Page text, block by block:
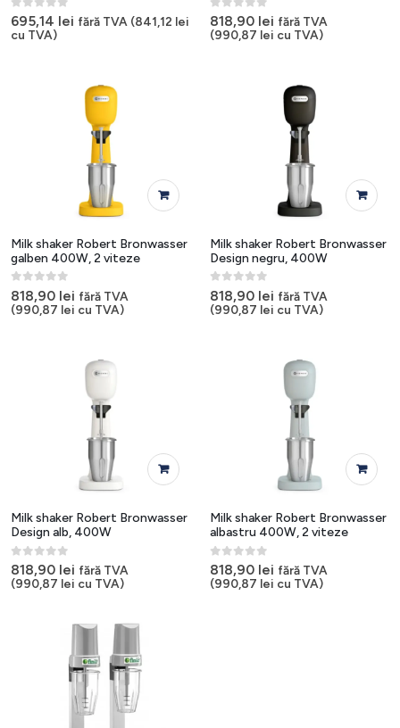
0out of 5
695,14 lei fără TVA (841,12 lei
cu TVA)
0out of 5
818,90 lei fără TVA
(990,87 lei cu TVA)
Milk shaker Robert Bronwasser
galben 400W, 2 viteze
0out of 5
818,90 lei fără TVA
(990,87 lei cu TVA)
Milk shaker Robert Bronwasser
Design negru, 400W
0out of 5
818,90 lei fără TVA
(990,87 lei cu TVA)
Milk shaker Robert Bronwasser
Design alb, 400W
0out of 5
818,90 lei fără TVA
(990,87 lei cu TVA)
Milk shaker Robert Bronwasser
albastru 400W, 2 viteze
0out of 5
818,90 lei fără TVA
(990,87 lei cu TVA)